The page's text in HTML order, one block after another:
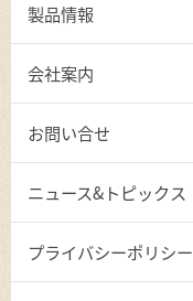
製品情報
会社案内
お問い合せ
ニュース&トピックス
プライバシーポリシー